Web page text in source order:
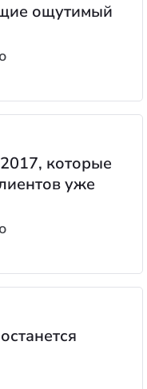
ощутимый
которые
уже